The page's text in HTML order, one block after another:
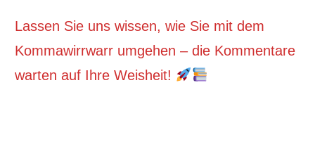
Lassen Sie uns wissen, wie Sie mit dem
Kommawirrwarr umgehen – die Kommentare
warten auf Ihre Weisheit!